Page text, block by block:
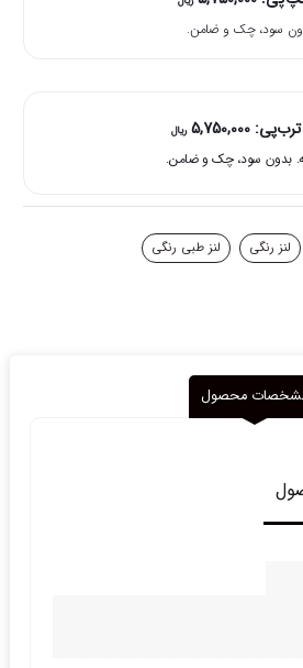
5,750,000 ریال
لنز رنگی لنز طبی رنگی
محصول